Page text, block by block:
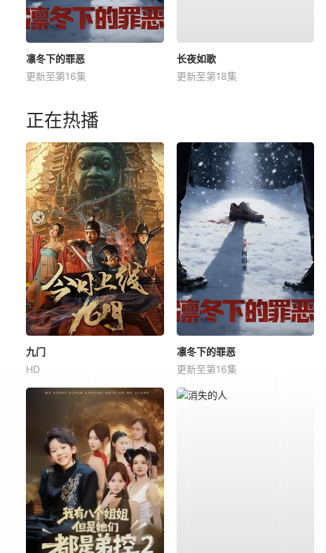
凛冬下的罪恶
更新至第16集
长夜如歌
更新至第18集
正在热播
九门
HD
凛冬下的罪恶
更新至第16集